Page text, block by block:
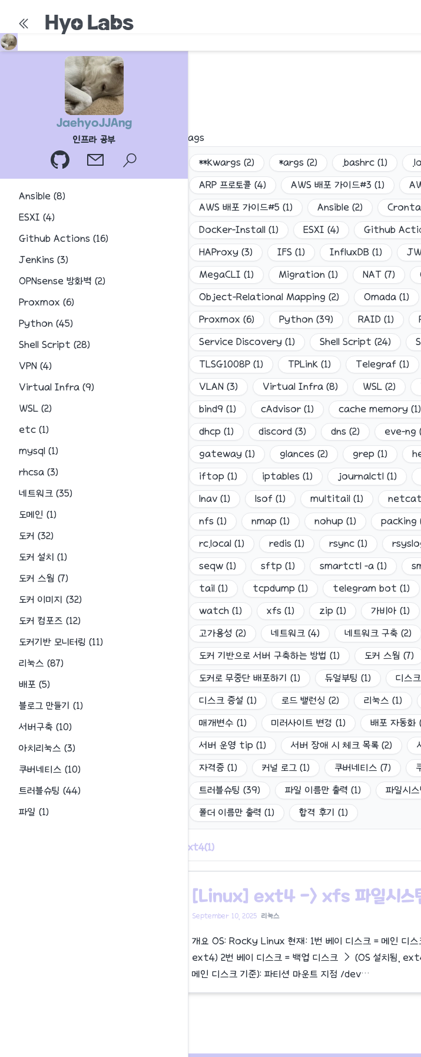
Hyo Labs
JaehyoJJAng
인프라 공부
Ansible (8)
ESXI (4)
Github Actions (16)
Jenkins (3)
OPNsense 방화벽 (2)
Proxmox (6)
Python (45)
Shell Script (28)
VPN (4)
Virtual Infra (9)
WSL (2)
etc (1)
mysql (1)
rhcsa (3)
네트워크 (35)
도메인 (1)
도커 (32)
도커 설치 (1)
도커 스웜 (7)
도커 이미지 (32)
도커 컴포즈 (12)
도커기반 모니터링 (11)
리눅스 (87)
배포 (5)
블로그 만들기 (1)
서버구축 (10)
아치리눅스 (3)
쿠버네티스 (10)
트러블슈팅 (44)
파일 (1)
Tags
**kwargs (2) *args (2) .bashrc (1)
ARP 프로토콜 (4) AWS 배포 가이드#3 (1)
AWS 배포 가이드#5 (1) Ansible (2)
Docker-Install (1) ESXI (4) Github
HAProxy (3) IFS (1) InfluxDB (1)
MegaCLI (1) Migration (1) NAT (7)
Object-Relational Mapping (2) Omada (1)
Proxmox (6) Python (39) RAID (1)
Service Discovery (1) Shell Script (24)
TLSG1008P (1) TPLink (1) Telegraf (1)
VLAN (3) Virtual Infra (8) WSL (2)
bind9 (1) cAdvisor(1) cache memory (1)
dhcp (1) discord (3) dns (2) eve-ng
gateway (1) glances (2) grep (1)
iftop (1) iptables (1) journalctl (1)
lnav (1) lsof (1) multitail (1) netcat
nfs (1) nmap (1) nohup (1) packing
rc.local (1) redis (1) rsync (1)
seqw (1) sftp (1) smartctl -a (1)
tail (1) tcpdump (1) telegram bot (1)
watch (1) xfs (1) zip (1) 가비아 (1)
고가용성 (2) 네트워크 (4) 네트워크 구축 (2)
도커 기반으로 서버 구축하는 방법 (1) 도커 스웜 (7)
도커로 무중단 배포하기 (1) 듀얼부팅 (1) 디스
디스크 증설 (1) 로드 밸런싱 (2) 리눅스 (1)
매개변수 (1) 미러사이트 변경 (1) 배포 자동화
서버 운영 tip (1) 서버 장애 시 체크 목록 (2)
자격증 (1) 커널 로그 (1) 쿠버네티스 (7)
트러블슈팅 (39) 파일 이름만 출력 (1) 파일시
폴더 이름만 출력 (1) 합격 후기 (1)
ext4(1)
[Linux] ext4 -> xfs 파일시스
September 10, 2025 리눅스
개요 OS: Rocky Linux 현재: 1번 베이 디스크 = 메인 디
ext4) 2번 베이 디스크 = 백업 디스크 → (OS 설치됨,
메인 디스크 기준): 파티션 마운트 지점 /dev…